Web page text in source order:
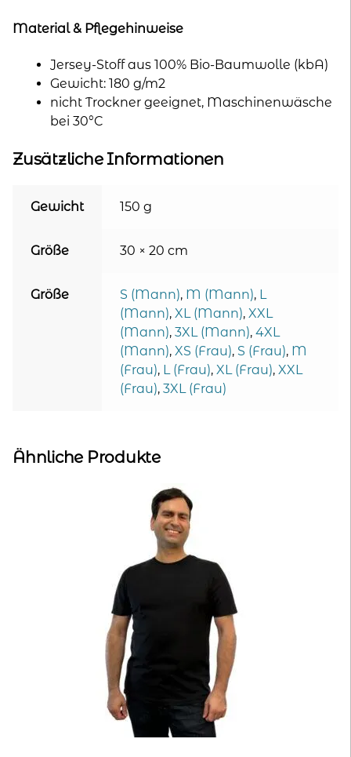
Material & Pflegehinweise
Jersey-Stoff aus 100% Bio-Baumwolle (kbA)
Gewicht: 180 g/m2
nicht Trockner geeignet, Maschinenwäsche
bei 30°C
Zusätzliche Informationen
Gewicht 150 g
Größe 30 × 20 cm
Größe S (Mann), M (Mann), L
(Mann), XL (Mann), XXL
(Mann), 3XL (Mann), 4XL
(Mann), XS (Frau), S (Frau), M
(Frau), L (Frau), XL (Frau), XXL
(Frau), 3XL (Frau)
Ähnliche Produkte